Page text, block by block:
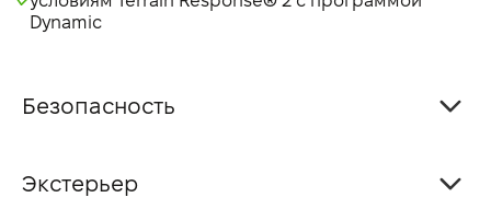
Dynamic
Безопасность
Экстерьер